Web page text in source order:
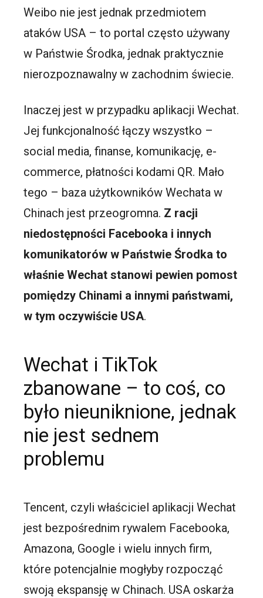
Weibo nie jest jednak przedmiotem
ataków USA – to portal często używany
w Państwie Środka, jednak praktycznie
nierozpoznawalny w zachodnim świecie.
Inaczej jest w przypadku aplikacji Wechat.
Jej funkcjonalność łączy wszystko –
social media, finanse, komunikację, e-
commerce, płatności kodami QR. Mało
tego – baza użytkowników Wechata w
Chinach jest przeogromna. Z racji
niedostępności Facebooka i innych
komunikatorów w Państwie Środka to
właśnie Wechat stanowi pewien pomost
pomiędzy Chinami a innymi państwami,
w tym oczywiście USA.
Wechat i TikTok
zbanowane – to coś, co
było nieuniknione, jednak
nie jest sednem
problemu
Tencent, czyli właściciel aplikacji Wechat
jest bezpośrednim rywalem Facebooka,
Amazona, Google i wielu innych firm,
które potencjalnie mogłyby rozpocząć
swoją ekspansję w Chinach. USA oskarża